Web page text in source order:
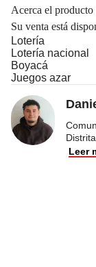
Acerca el
Su venta está
Lotería
Lotería nacional
Boyacá
Juegos azar
Leer